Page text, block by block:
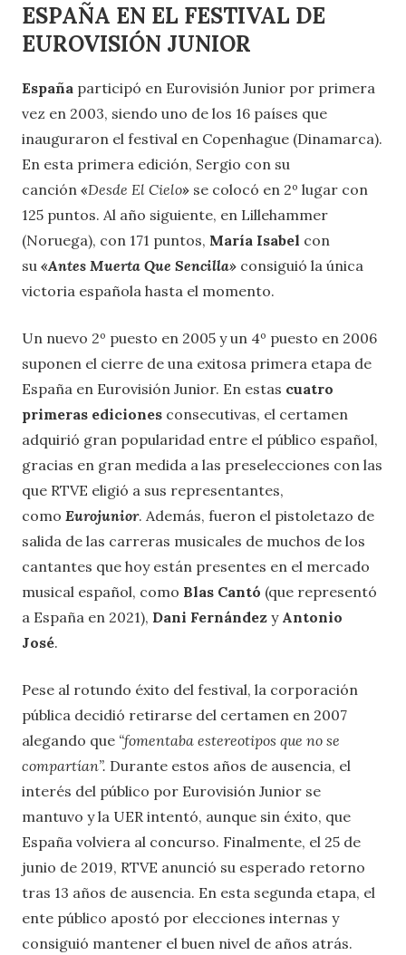
ESPAÑA EN EL FESTIVAL DE
EUROVISIÓN JUNIOR
España participó en Eurovisión Junior por primera
vez en 2003, siendo uno de los 16 países que
inauguraron el festival en Copenhague (Dinamarca).
En esta primera edición, Sergio con su
canción «Desde El Cielo» se colocó en 2º lugar con
125 puntos. Al año siguiente, en Lillehammer
(Noruega), con 171 puntos, María Isabel con
su «Antes Muerta Que Sencilla» consiguió la única
victoria española hasta el momento.
Un nuevo 2º puesto en 2005 y un 4º puesto en 2006
suponen el cierre de una exitosa primera etapa de
España en Eurovisión Junior. En estas cuatro
primeras ediciones consecutivas, el certamen
adquirió gran popularidad entre el público español,
gracias en gran medida a las preselecciones con las
que RTVE eligió a sus representantes,
como Eurojunior. Además, fueron el pistoletazo de
salida de las carreras musicales de muchos de los
cantantes que hoy están presentes en el mercado
musical español, como Blas Cantó (que representó
a España en 2021), Dani Fernández y Antonio
José.
Pese al rotundo éxito del festival, la corporación
pública decidió retirarse del certamen en 2007
alegando que “fomentaba estereotipos que no se
compartían”. Durante estos años de ausencia, el
interés del público por Eurovisión Junior se
mantuvo y la UER intentó, aunque sin éxito, que
España volviera al concurso. Finalmente, el 25 de
junio de 2019, RTVE anunció su esperado retorno
tras 13 años de ausencia. En esta segunda etapa, el
ente público apostó por elecciones internas y
consiguió mantener el buen nivel de años atrás.